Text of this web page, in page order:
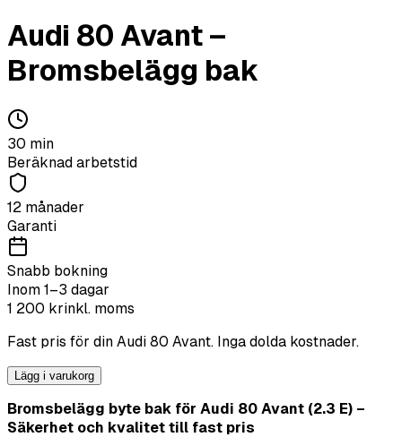
Audi 80 Avant –
Bromsbelägg bak
30 min
Beräknad arbetstid
12 månader
Garanti
Snabb bokning
Inom 1–3 dagar
1 200 krinkl. moms
Fast pris för din Audi 80 Avant. Inga dolda kostnader.
Lägg i varukorg
Bromsbelägg byte bak för Audi 80 Avant (2.3 E) –
Säkerhet och kvalitet till fast pris